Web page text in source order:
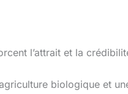
l’attrait et la
biologique et